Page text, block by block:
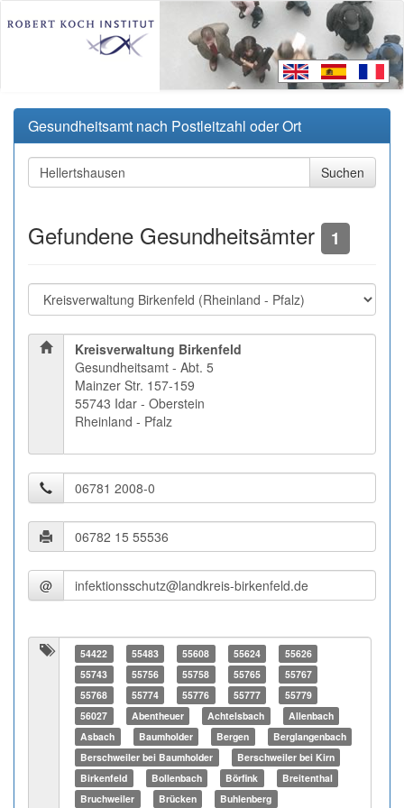
Gesundheitsamt nach Postleitzahl oder Ort
Gefundene Gesundheitsämter 1
Kreisverwaltung Birkenfeld
Gesundheitsamt - Abt. 5
Mainzer Str. 157-159
55743 Idar - Oberstein
Rheinland - Pfalz
@
54422 55483 55608 55624
55626
55743
55756 55758 55765
55767
55768
55774 55776 55777
55779
56027
Abentheuer Achtelsbach
Allenbach
Asbach
Baumholder Bergen
Berglangenbach
Berschweiler bei Baumholder
Berschweiler bei Kirn
Birkenfeld
Bollenbach Börfink
Breitenthal
Bruchweiler
Brücken Buhlenberg